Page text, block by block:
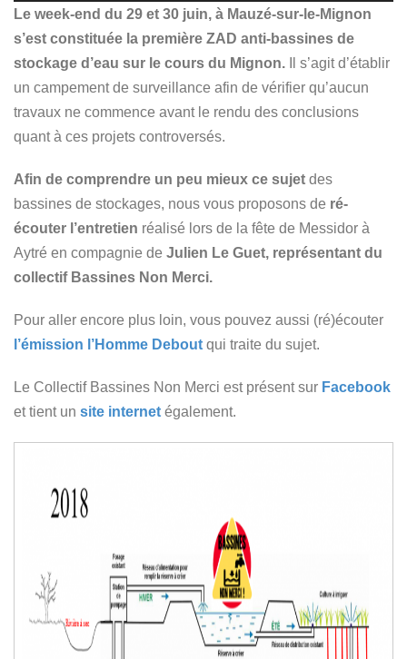
Le week-end du 29 et 30 juin, à Mauzé-sur-le-Mignon
s’est constituée la première ZAD anti-bassines de
stockage d’eau sur le cours du Mignon. Il s’agit d’établir
un campement de surveillance afin de vérifier qu’aucun
travaux ne commence avant le rendu des conclusions
quant à ces projets controversés.
Afin de comprendre un peu mieux ce sujet des
bassines de stockages, nous vous proposons de ré-
écouter l’entretien réalisé lors de la fête de Messidor à
Aytré en compagnie de Julien Le Guet, représentant du
collectif Bassines Non Merci.
Pour aller encore plus loin, vous pouvez aussi (ré)écouter
l’émission l’Homme Debout qui traite du sujet.
Le Collectif Bassines Non Merci est présent sur Facebook
et tient un site internet également.